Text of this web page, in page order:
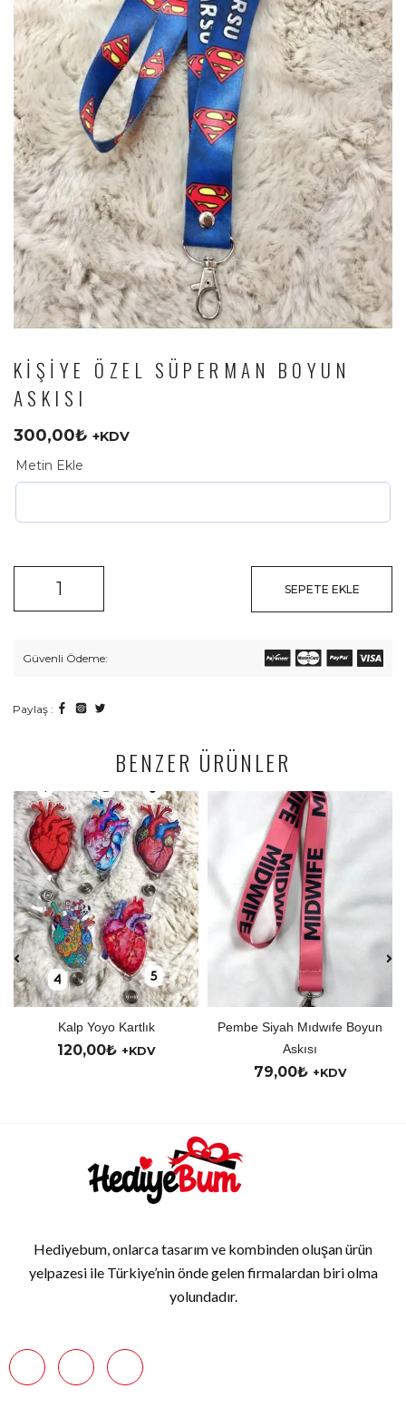
KIŞIYE ÖZEL SÜPERMAN BOYUN
ASKISI
300,00₺ +KDV
Metin Ekle
SEPETE EKLE
Güvenli Ödeme:
Paylaş :
BENZER ÜRÜNLER
Kalp Yoyo Kartlık
120,00₺ +KDV
Pembe Siyah Mıdwıfe Boyun
Askısı
79,00₺ +KDV
Hediyebum, onlarca tasarım ve kombinden oluşan ürün
yelpazesi ile Türkiye’nin önde gelen firmalardan biri olma
yolundadır.